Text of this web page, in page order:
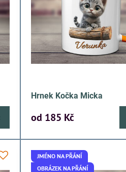
Hrnek Kočka Micka
od 185 Kč
JMÉNO NA PŘÁNÍ
OBRÁZEK NA PŘÁNÍ